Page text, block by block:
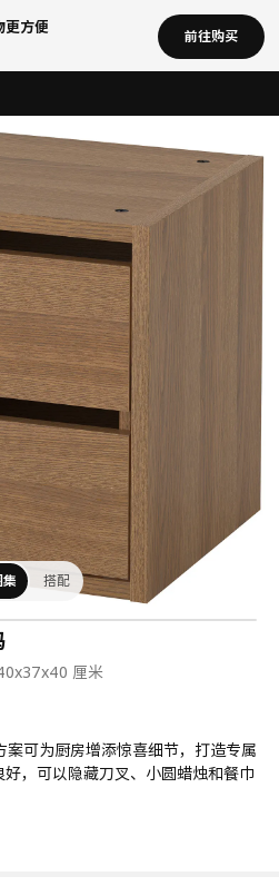
更方便 前往购买
搭配
厘米
可为厨房增添惊喜细节，打造专属
，可以隐藏刀叉、小圆蜡烛和餐巾